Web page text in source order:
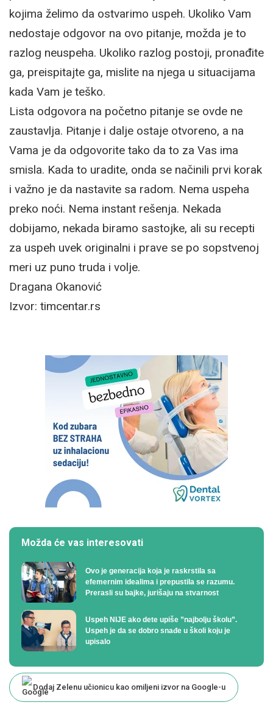
kojima želimo da ostvarimo uspeh. Ukoliko Vam
nedostaje odgovor na ovo pitanje, možda je to
razlog neuspeha. Ukoliko razlog postoji, pronađite
ga, preispitajte ga, mislite na njega u situacijama
kada Vam je teško.
Lista odgovora na početno pitanje se ovde ne
zaustavlja. Pitanje i dalje ostaje otvoreno, a na
Vama je da odgovorite tako da to za Vas ima
smisla. Kada to uradite, onda se načinili prvi korak
i važno je da nastavite sa radom. Nema uspeha
preko noći. Nema instant rešenja. Nekada
dobijamo, nekada biramo sastojke, ali su recepti
za uspeh uvek originalni i prave se po sopstvenoj
meri uz puno truda i volje.
Dragana Okanović
Izvor: timcentar.rs
Možda će vas interesovati
Ovo je generacija koja je raskrstila sa
efemernim idealima i prepustila se razumu.
Prerasli su bajke, jurišaju na stvarnost
Uspeh NIJE ako dete upiše ”najbolju školu”.
Uspeh je da se dobro snađe u školi koju je
upisalo
Dodaj Zelenu učionicu kao omiljeni izvor na Google-u